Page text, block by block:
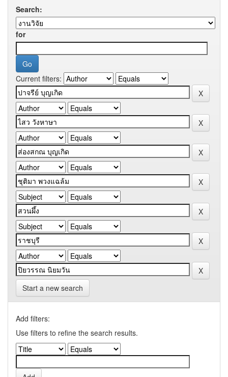
Search:
for
Current filters:
Start a new search
Add filters:
Use filters to refine the search results.